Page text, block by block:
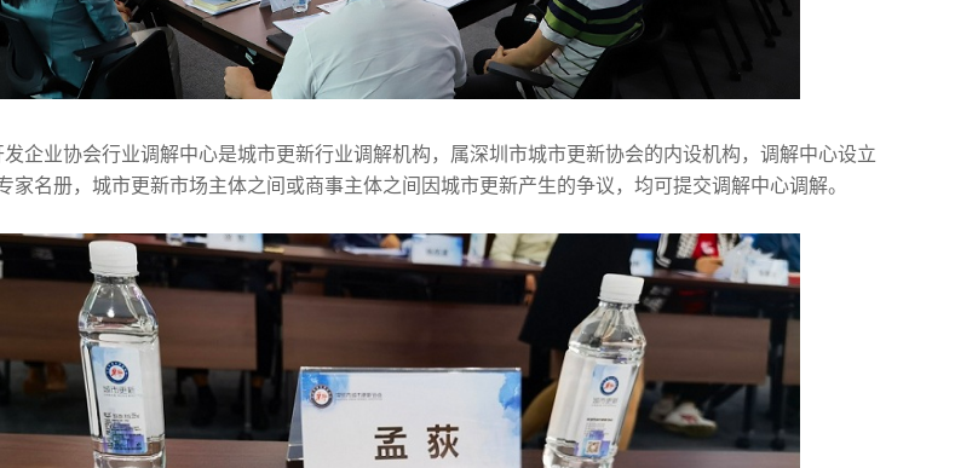
企业协会行业调解中心是城市更新行业调解机构，属深圳市城市更新协会的内设机构，调解中心设立
家名册，城市更新市场主体之间或商事主体之间因城市更新产生的争议，均可提交调解中心调解。